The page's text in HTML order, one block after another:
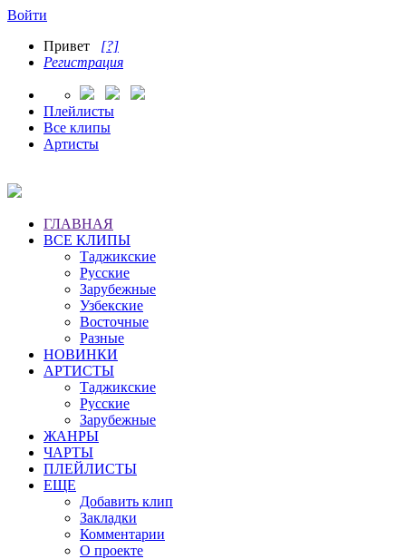
Войти
Привет [?]
Регистрация
Плейлисты
Все клипы
Артисты
ГЛАВНАЯ
ВСЕ КЛИПЫ
Таджикские
Русские
Зарубежные
Узбекские
Восточные
Разные
НОВИНКИ
АРТИСТЫ
Таджикские
Русские
Зарубежные
ЖАНРЫ
ЧАРТЫ
ПЛЕЙЛИСТЫ
ЕЩЕ
Добавить клип
Закладки
Комментарии
О проекте